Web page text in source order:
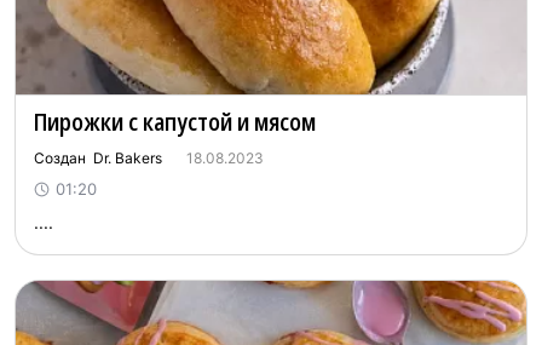
Пирожки с капустой и мясом
Создан Dr. Bakers 18.08.2023
01:20
....